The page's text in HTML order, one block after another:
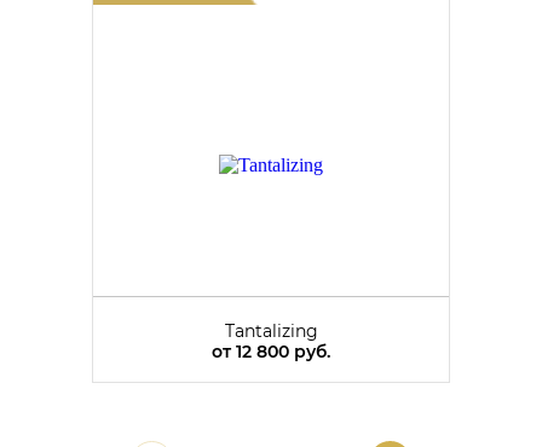
Tantalizing
от12 800 руб.